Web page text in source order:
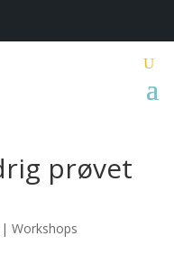
prøvet
Workshops